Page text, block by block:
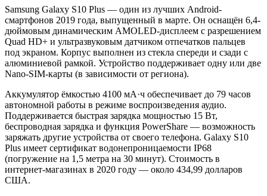
Samsung Galaxy S10 Plus — один из лучших Android-
смартфонов 2019 года, выпущенный в марте. Он оснащён 6,4-
дюймовым динамическим AMOLED-дисплеем с разрешением
Quad HD+ и ультразвуковым датчиком отпечатков пальцев
под экраном. Корпус выполнен из стекла спереди и сзади с
алюминиевой рамкой. Устройство поддерживает одну или две
Nano-SIM-карты (в зависимости от региона).
Аккумулятор ёмкостью 4100 мА·ч обеспечивает до 79 часов
автономной работы в режиме воспроизведения аудио.
Поддерживается быстрая зарядка мощностью 15 Вт,
беспроводная зарядка и функция PowerShare — возможность
заряжать другие устройства от своего телефона. Galaxy S10
Plus имеет сертификат водонепроницаемости IP68
(погружение на 1,5 метра на 30 минут). Стоимость в
интернет-магазинах в 2020 году — около 434,99 долларов
США.